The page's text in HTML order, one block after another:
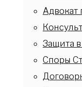
Адвокат
Защита
Споры